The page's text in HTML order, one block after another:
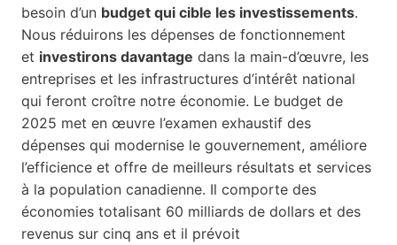
besoin d’un budget qui cible les investissements.
Nous réduirons les dépenses de fonctionnement
et investirons davantage dans la main-d’œuvre, les
entreprises et les infrastructures d’intérêt national
qui feront croître notre économie. Le budget de
2025 met en œuvre l’examen exhaustif des
dépenses qui modernise le gouvernement, améliore
l’efficience et offre de meilleurs résultats et services
à la population canadienne. Il comporte des
économies totalisant 60 milliards de dollars et des
revenus sur cinq ans et il prévoit